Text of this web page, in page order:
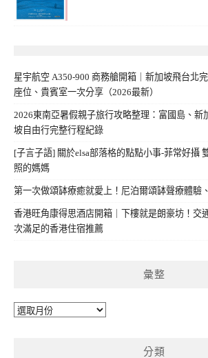
星宇航空 A350-900 商務艙開箱｜新加坡飛台北
座位、貴賓室一次分享（2026最新）
2026東南亞暑假親子旅行攻略整理：富國島、新
坡自由行完整行程紀錄
[子言子語] 關於elsa部落格的點點小事-菲常好攝
照的媽媽
第一次做頌缽療癒就愛上！尼泊爾頌缽聲療體驗
香港旺角康得思酒店開箱｜下樓就是朗豪坊！交
次滿足的香港住宿推薦
彙整
彙
分類